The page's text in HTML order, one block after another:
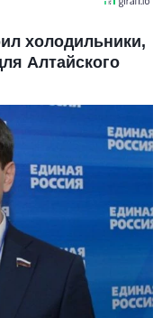
холодильники,
Алтайского